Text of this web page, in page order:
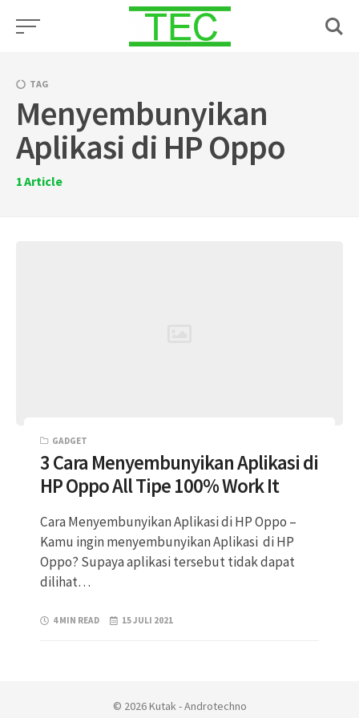
TAG
Menyembunyikan
Aplikasi di HP Oppo
1Article
GADGET
3 Cara Menyembunyikan Aplikasi di
HP Oppo All Tipe 100% Work It
Cara Menyembunyikan Aplikasi di HP Oppo –
Kamu ingin menyembunyikan Aplikasi di HP
Oppo? Supaya aplikasi tersebut tidak dapat
dilihat…
4 MIN READ 15 JULI 2021
© 2026 Kutak - Androtechno